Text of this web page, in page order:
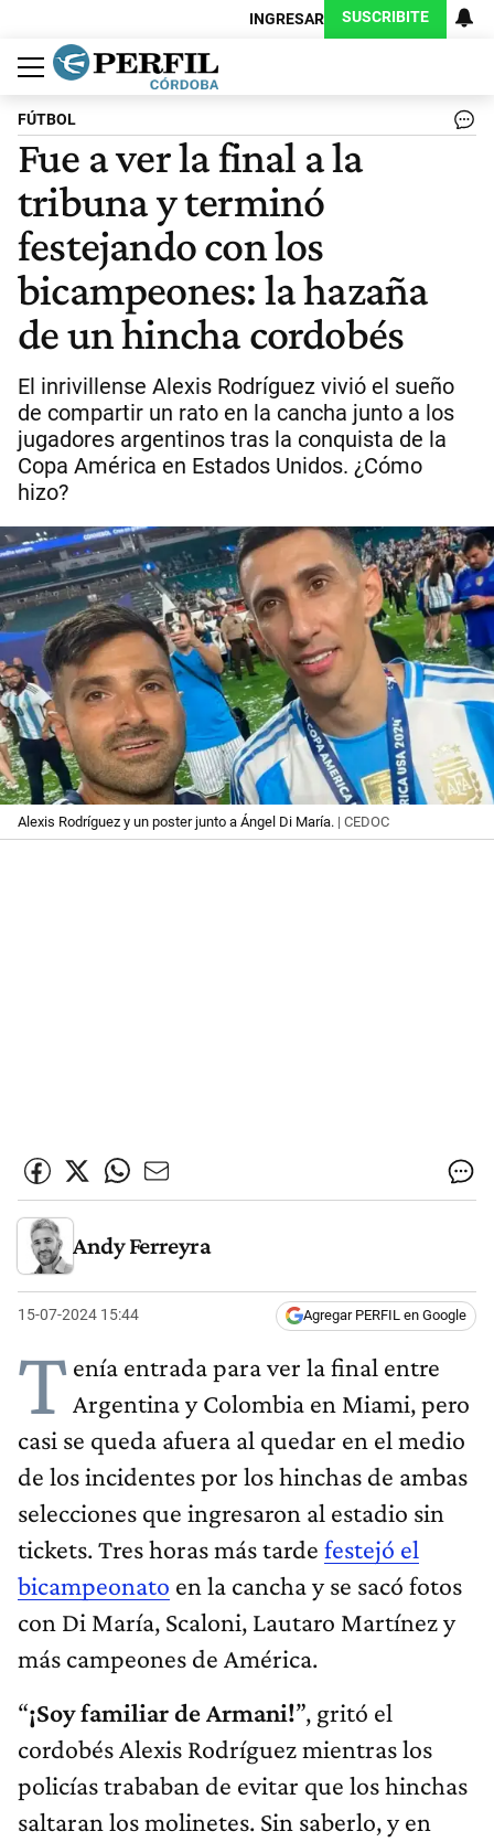
INGRESAR SUSCRIBITE
Política
Economía
Judiciales
Sociedad
Cultura
Espectáculos
Deportes
Protagonistas
FÚTBOL
Fue a ver la final a la
tribuna y terminó
festejando con los
bicampeones: la hazaña
de un hincha cordobés
El inrivillense Alexis Rodríguez vivió el sueño
de compartir un rato en la cancha junto a los
jugadores argentinos tras la conquista de la
Copa América en Estados Unidos. ¿Cómo
hizo?
Alexis Rodríguez y un poster junto a Ángel Di María. | CEDOC
Andy Ferreyra
15-07-2024 15:44 Agregar PERFIL en Google
T enía entrada para ver la final entre
Argentina y Colombia en Miami, pero
casi se queda afuera al quedar en el medio
de los incidentes por los hinchas de ambas
selecciones que ingresaron al estadio sin
tickets. Tres horas más tarde festejó el
bicampeonato en la cancha y se sacó fotos
con Di María, Scaloni, Lautaro Martínez y
más campeones de América.
“¡Soy familiar de Armani!”, gritó el
cordobés Alexis Rodríguez mientras los
policías trababan de evitar que los hinchas
saltaran los molinetes. Sin saberlo, y en